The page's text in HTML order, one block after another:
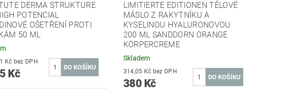
DERMA STRUKTURE
POTENCIAL
OŠETŘENÍ PROTI
50 ML
1 219,01 Kč bez DPH
Kč
LIMITIERTE EDITIONEN TĚLOVÉ
MÁSLO Z RAKYTNÍKU A
KYSELINOU HYALURONOVOU
200 ML SANDDORN ORANGE
KÖRPERCREME
Skladem
314,05 Kč bez DPH
380 Kč